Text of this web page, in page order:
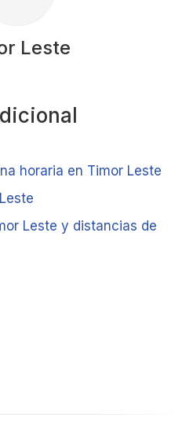
Leste
horaria en Timor Leste
Leste y distancias de